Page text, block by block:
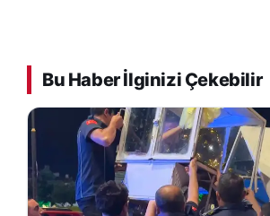
Bu Haber İlginizi Çekebilir